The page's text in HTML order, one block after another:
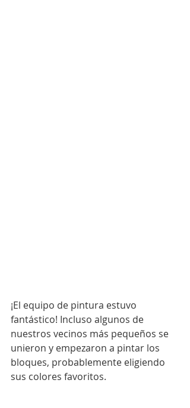
¡El equipo de pintura estuvo
fantástico! Incluso algunos de
nuestros vecinos más pequeños se
unieron y empezaron a pintar los
bloques, probablemente eligiendo
sus colores favoritos.